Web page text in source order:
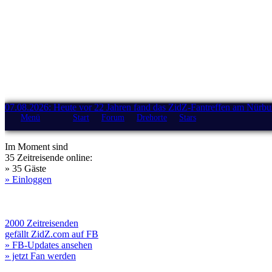
07.08.2026: Heute vor 22 Jahren fand das ZidZ-Fantreffen am
Menü Start Forum Drehorte Stars
Im Moment sind
35 Zeitreisende online:
» 35 Gäste
» Einloggen
2000 Zeitreisenden
gefällt ZidZ.com auf FB
» FB-Updates ansehen
» jetzt Fan werden